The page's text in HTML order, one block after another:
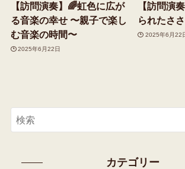
【訪問演奏】🌈虹色に広が
る音楽の幸せ 〜親子で楽し
む音楽の時間〜
2025年6月22日
【訪問演
られたさ
2025年6月22
カテゴリー